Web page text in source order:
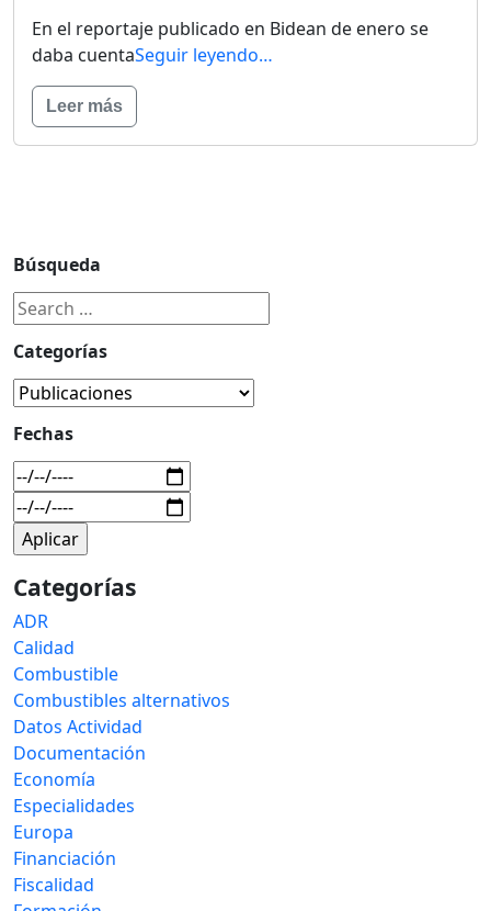
En el reportaje publicado en Bidean de enero se
daba cuentaSeguir leyendo…
Leer más
Búsqueda
Categorías
Fechas
Categorías
ADR
Calidad
Combustible
Combustibles alternativos
Datos Actividad
Documentación
Economía
Especialidades
Europa
Financiación
Fiscalidad